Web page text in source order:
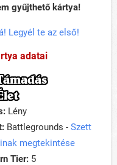
gyűjthető kártya!
Legyél te az első!
adatai
Lény
Battlegrounds - Szett
megtekintése
Tier: 5